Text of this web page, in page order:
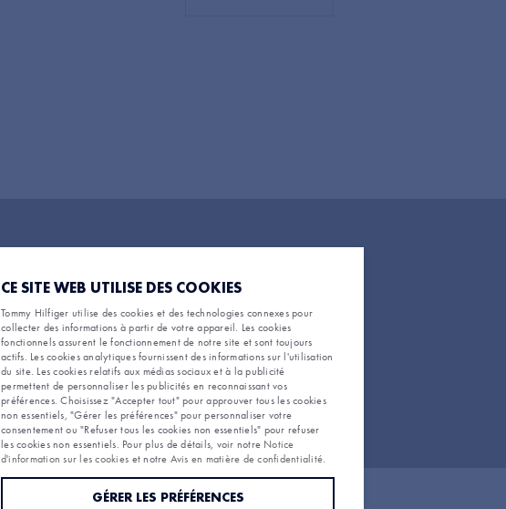
Test
CE SITE WEB UTILISE DES COOKIES
Tommy Hilfiger utilise des cookies et des technologies connexes pour
collecter des informations à partir de votre appareil. Les cookies
fonctionnels assurent le fonctionnement de notre site et sont toujours
actifs. Les cookies analytiques fournissent des informations sur l'utilisation
du site. Les cookies relatifs aux médias sociaux et à la publicité
permettent de personnaliser les publicités en reconnaissant vos
préférences. Choisissez "Accepter tout" pour approuver tous les cookies
non essentiels, "Gérer les préférences" pour personnaliser votre
consentement ou "Refuser tous les cookies non essentiels" pour refuser
les cookies non essentiels. Pour plus de détails, voir notre Notice
d'information sur les cookies et notre Avis en matière de confidentialité.
GÉRER LES PRÉFÉRENCES